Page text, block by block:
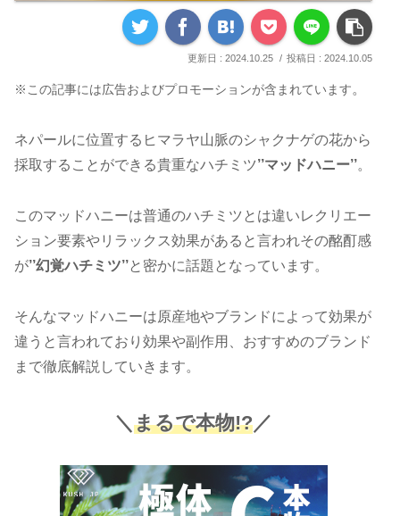
2024.10.25 2024.10.05
※この記事には広告およびプロモーションが含まれています。
ネパールに位置するヒマラヤ山脈のシャクナゲの花から
採取することができる貴重なハチミツ’’マッドハニー’’。
このマッドハニーは普通のハチミツとは違いレクリエー
ション要素やリラックス効果があると言われその酩酊感
が’’幻覚ハチミツ’’と密かに話題となっています。
そんなマッドハニーは原産地やブランドによって効果が
違うと言われており効果や副作用、おすすめのブランド
まで徹底解説していきます。
＼ まるで本物!?／